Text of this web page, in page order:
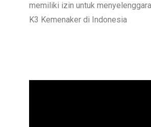
memiliki izin untuk
K3 Kemenaker di Indonesia